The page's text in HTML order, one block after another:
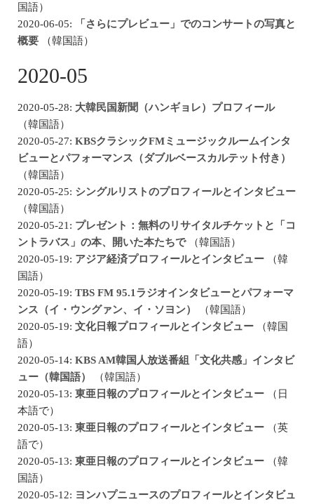
国語）
2020-06-05:
「さらにプレビュー」でのコンサートの写真と
概要 （韓国語）
2020-05
2020-05-28: 大韓民国新聞（ハンギョレ）プロフィール
（韓国語）
2020-05-27: KBSクラシックFMミュージックルームインタ
ビューとパフォーマンス（ダブルベースカルテット付き）
（韓国語）
2020-05-25: シングルリストのプロフィールとインタビュー
（韓国語）
2020-05-21: プレゼント：無料のリサイタルチケットと「コ
ントラバス」の本、開いた本たちで（韓国語）
2020-05-19: アジア経済プロフィールとインタビュー （韓
国語）
2020-05-19: TBS FM 95.1ラジオインタビューとパフォーマ
ンス（イ・ウングァン、イ・ソヨン）
（韓国語）
2020-05-19: 文化日報プロフィールとインタビュー （韓国
語）
2020-05-14: KBS AM韓国人放送番組「文化共感」インタビ
ュー（韓国語）
（韓国語）
2020-05-13: 東亜日報のプロフィールとインタビュー （日
本語で）
2020-05-13: 東亜日報のプロフィールとインタビュー （英
語で）
2020-05-13: 東亜日報のプロフィールとインタビュー （韓
国語）
2020-05-12: ヨンハプニュースのプロフィールとインタビュ